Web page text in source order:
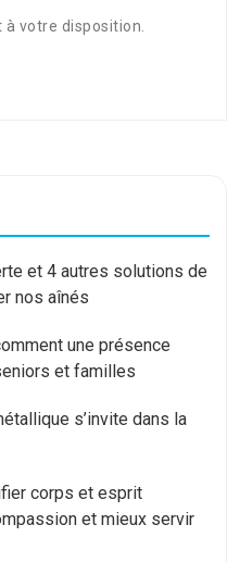
à votre disposition.
et 4 autres solutions de
nos aînés
une présence
et familles
s’invite dans la
corps et esprit
et mieux servir